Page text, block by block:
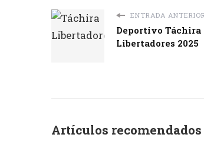
ENTRADA ANTERIOR
Deportivo Táchira
Libertadores 2025
Artículos recomendados